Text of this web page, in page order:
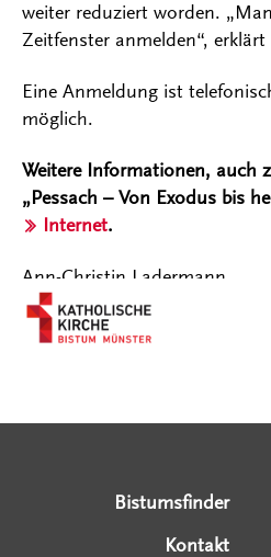
weiter reduziert worden.
Zeitfenster anmelden“, erklärt
Eine Anmeldung ist
möglich.
Weitere Informationen, auch
„Pessach – Von Exodus bis
Internet.
Ann-Christin Ladermann
Bistumsfinder
Kontakt